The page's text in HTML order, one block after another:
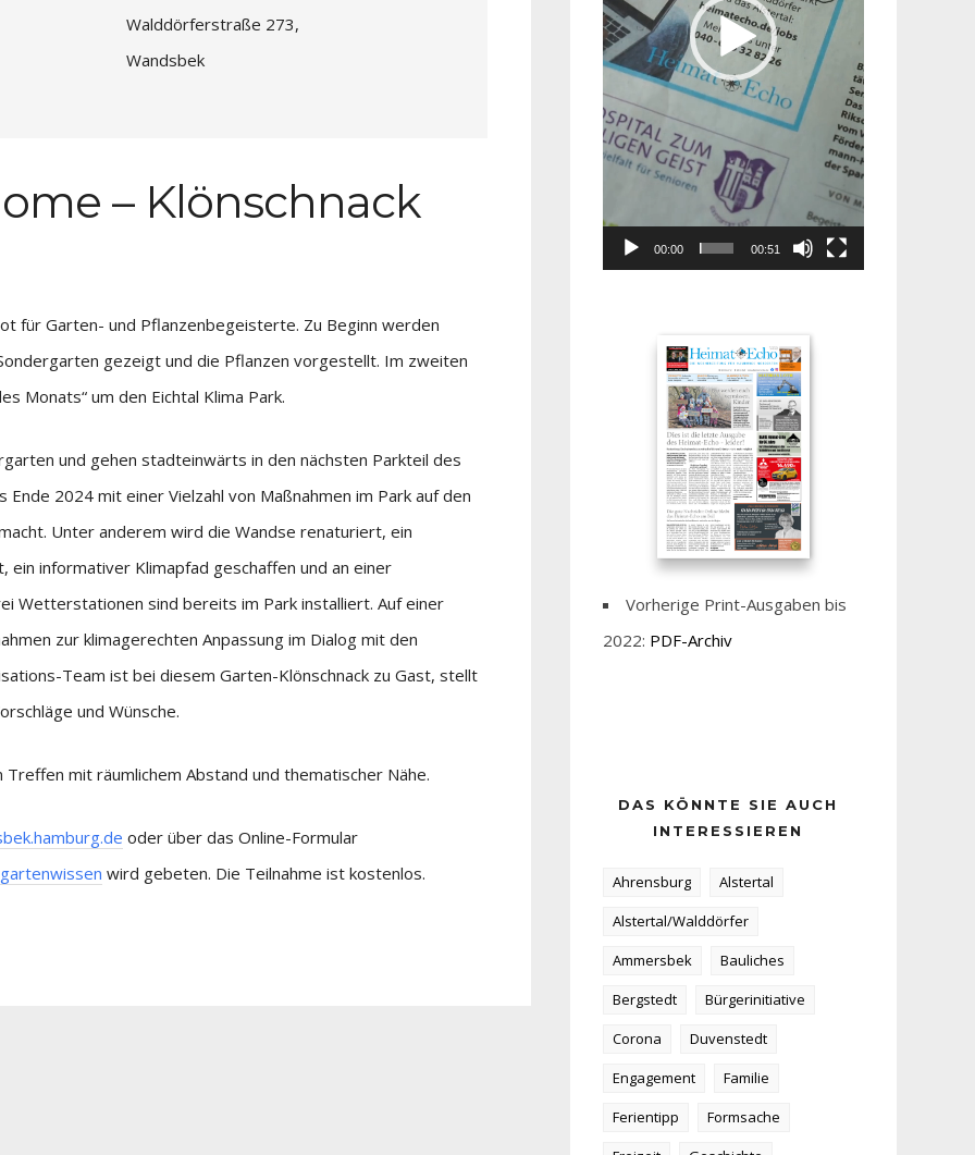
Walddörferstraße 273,
Wandsbek
– Klönschnack
für Garten- und Pflanzenbegeisterte. Zu Beginn werden
gezeigt und die Pflanzen vorgestellt. Im zweiten
Monats“ um den Eichtal Klima Park.
und gehen stadteinwärts in den nächsten Parkteil des
2024 mit einer Vielzahl von Maßnahmen im Park auf den
Unter anderem wird die Wandse renaturiert, ein
ein informativer Klimapfad geschaffen und an einer
Wetterstationen sind bereits im Park installiert. Auf einer
zur klimagerechten Anpassung im Dialog mit den
Team ist bei diesem Garten-Klönschnack zu Gast, stellt
und Wünsche.
mit räumlichem Abstand und thematischer Nähe.
oder über das Online-Formular
wird gebeten. Die Teilnahme ist kostenlos.
00:00 00:51
Vorherige Print-Ausgaben bis
2022: PDF-Archiv
DAS KÖNNTE SIE AUCH
INTERESSIEREN
Ahrensburg
Alstertal
Alstertal/Walddörfer
Ammersbek
Bauliches
Bergstedt
Bürgerinitiative
Corona
Duvenstedt
Engagement
Familie
Ferientipp
Formsache